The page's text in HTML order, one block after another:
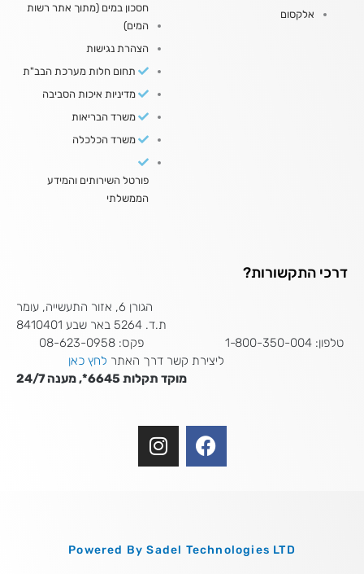
אלקסום
חסכון במים (מתוך אתר רשות
המים)
הצהרת נגישות
תחום חלות מערכת הבב"ת
מדיניות איכות הסביבה
משרד הבריאות
משרד הכלכלה
פורטל השירותים והמידע
הממשלתי
דרכי התקשורות?
הגורן 6, אזור התעשייה, עומר
ת.ד. 5264 באר שבע 8410401
ליצירת קשר דרך האתר לחץ כאן
מוקד תקלות 6645*, מענה 24/7
F
a
o
I
n
r
Powered By Sadel Technologies LTD